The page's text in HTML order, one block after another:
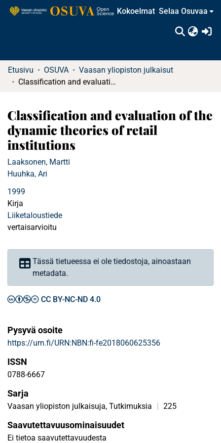
Kokoelmat Selaa Osuvaa
Etusivu OSUVA
Vaasan yliopiston julkaisut
Classification and evaluation of the dynamic theories of retail institutions
Classification and evaluation of the
dynamic theories of retail
institutions
Laaksonen, Martti
Huuhka, Ari
1999
Kirja
Liiketaloustiede
vertaisarvioitu
Tässä tietueessa ei ole tiedostoja, ainoastaan
metadata.
CC BY-NC-ND 4.0
Pysyvä osoite
https://urn.fi/URN:NBN:fi-fe2018060625356
ISSN
0788-6667
Sarja
Vaasan yliopiston julkaisuja, Tutkimuksia | 225
Saavutettavuusominaisuudet
Ei tietoa saavutettavuudesta